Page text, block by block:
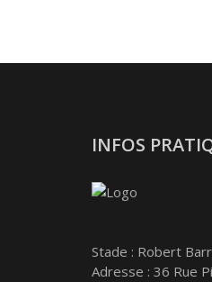
INFOS
Stade : Robert
Adresse : 36 Rue